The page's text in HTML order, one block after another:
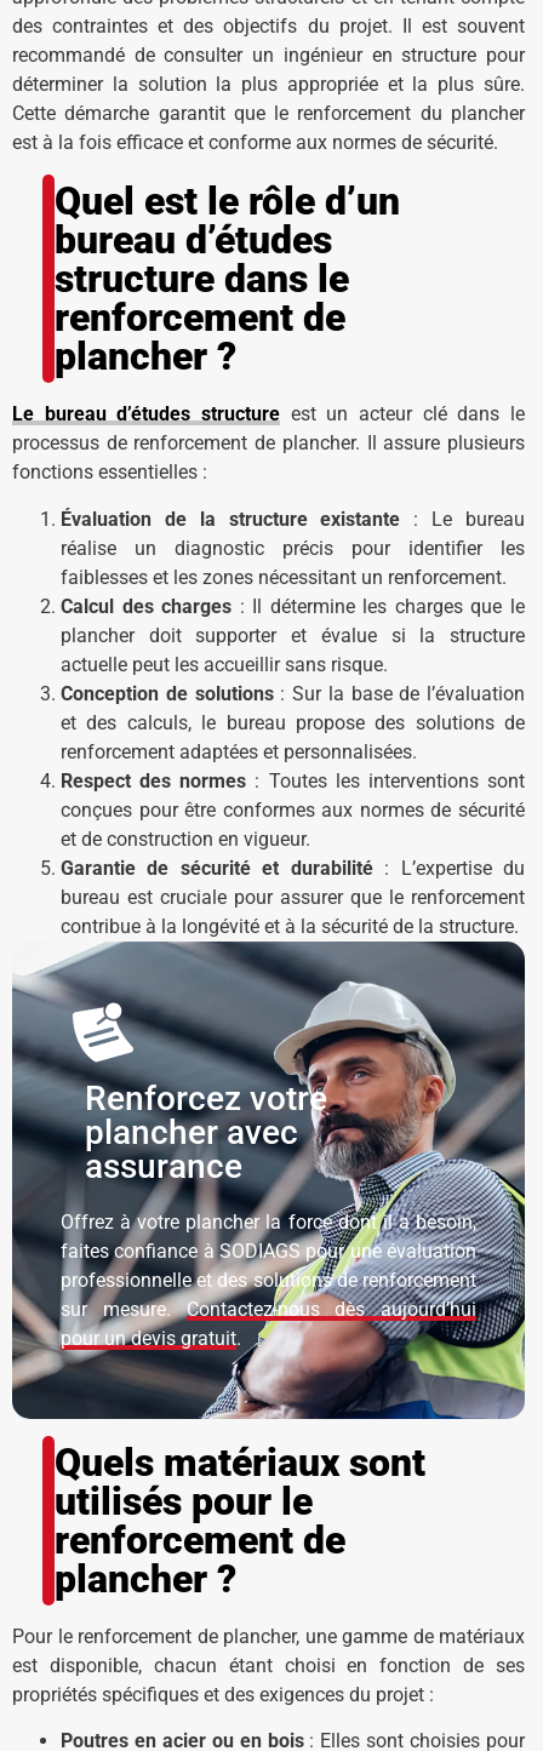
des contraintes et des objectifs du projet. Il est souvent
recommandé de consulter un ingénieur en structure pour
déterminer la solution la plus appropriée et la plus sûre.
Cette démarche garantit que le renforcement du plancher
est à la fois efficace et conforme aux normes de sécurité.
Quel est le rôle d’un
bureau d’études
structure dans le
renforcement de
plancher ?
Le bureau d’études structure est un acteur clé dans le
processus de renforcement de plancher. Il assure plusieurs
fonctions essentielles :
Évaluation de la structure existante : Le bureau
réalise un diagnostic précis pour identifier les
faiblesses et les zones nécessitant un renforcement.
Calcul des charges : Il détermine les charges que le
plancher doit supporter et évalue si la structure
actuelle peut les accueillir sans risque.
Conception de solutions: Sur la base de l’évaluation
et des calculs, le bureau propose des solutions de
renforcement adaptées et personnalisées.
Respect des normes : Toutes les interventions sont
conçues pour être conformes aux normes de sécurité
et de construction en vigueur.
Garantie de sécurité et durabilité: L’expertise du
bureau est cruciale pour assurer que le renforcement
contribue à la longévité et à la sécurité de la structure.
Renforcez votre
plancher avec
assurance
Offrez à votre plancher la force dont il a besoin,
faites confiance à SODIAGS pour une évaluation
professionnelle et des solutions de renforcement
sur mesure.Contactez-nous dès aujourd’hui
pour un devis gratuit.
Quels matériaux sont
utilisés pour le
renforcement de
plancher ?
Pour le renforcement de plancher, une gamme de matériaux
est disponible, chacun étant choisi en fonction de ses
propriétés spécifiques et des exigences du projet :
Poutres en acier ou en bois: Elles sont choisies pour